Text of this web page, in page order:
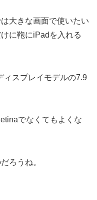
大きな画面で使いたい
に鞄にiPadを入れる
ィスプレイモデルの7.9
でなくてもよくな
ろうね。